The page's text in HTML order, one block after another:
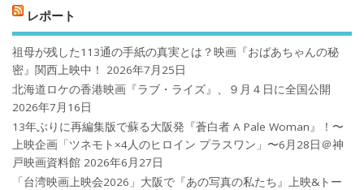
レポート
祖母が残した113通の手紙の真実とは？映画『おばあちゃんの秘
密』関西上映中！
2026年7月25日
北海道ロケの香港映画『ラブ・ライズ』、９月４日に全国公開
2026年7月16日
13年ぶりに再編集版で蘇る大阪発『蒼白者 A Pale Woman』！〜
上映企画「ツネモト×4人のヒロイン プラスワン」〜6月28日＠神
戸映画資料館 2026年6月27日
「台湾映画上映会2026」大阪で『あの写真の私たち』上映&トー